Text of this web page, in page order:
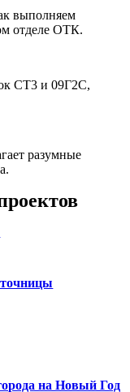
выполняем
отделе ОТК.
СТ3 и 09Г2С,
разумные
на Новый Год